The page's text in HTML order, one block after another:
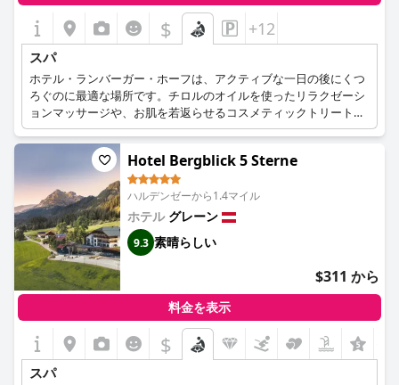
$ +12
スパ
ホテル・ランバーガー・ホーフは、アクティブな一日の後にくつ
ろぐのに最適な場所です。チロルのオイルを使ったリラクゼーシ
ョンマッサージや、お肌を若返らせるコスメティックトリートメ
ントなど、さまざまなメニューからお選びいただけます。サウナ
エリアは、日常生活のストレスから逃れるのに理想的な場所で
す。渓流に囲まれたバイオサウナは、クナイプセラピーに最適で
す。アルニカやマーモットオイルなど、チロルの山々から採れる
天然オイルは、筋肉の緊張や関節痛を和らげるのに最適です。
Hotel Bergblick 5 Sterne
ハルデンゼーから1.4マイル
ホテル グレーン
9.3 素晴らしい
$311 から
料金を表示
$
スパ